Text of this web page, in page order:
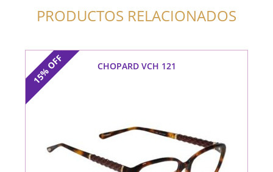
PRODUCTOS RELACIONADOS
15%
OFF CHOPARD VCH 121